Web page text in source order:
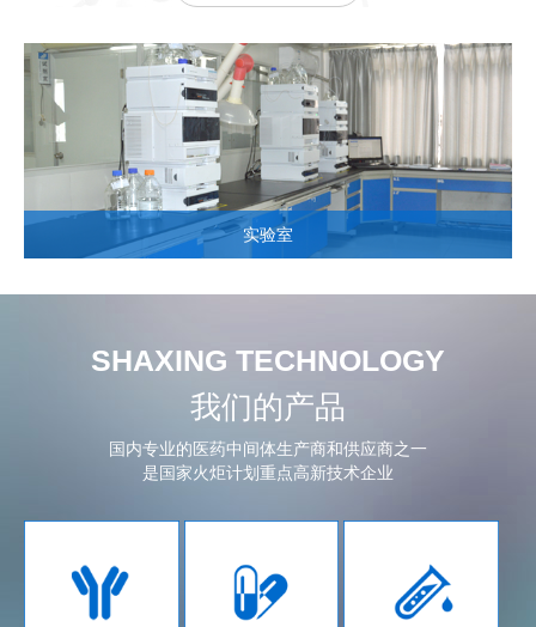
实验室
SHAXING TECHNOLOGY
我们的产品
国内专业的医药中间体生产商和供应商之一
是国家火炬计划重点高新技术企业